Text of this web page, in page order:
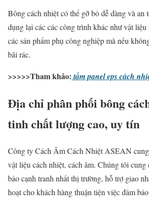
Bông cách nhiệt có thể gỡ bỏ dễ dàng và an
dụng lại các các công trình khác như vật
các sản phẩm phụ công nghiệp mà nếu
bãi rác.
>>>>>Tham khảo:tấm panel eps cách
Địa chỉ phân phối bông
tinh chất lượng cao, uy tín
Công ty Cách Âm Cách Nhiệt ASEAN cung
vật liệu cách nhiệt, cách âm. Chúng tôi cung
bảo cạnh tranh nhất thị trường, hỗ trợ giao
hoạt cho khách hàng thuận tiện việc đảm